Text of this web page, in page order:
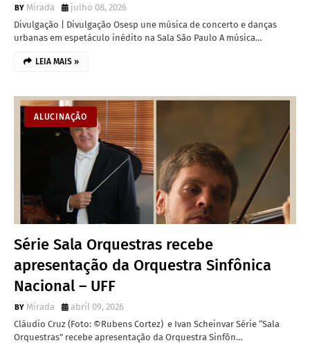
Mirada
julho 08, 2026
Divulgação | Divulgação Osesp une música de concerto e danças
urbanas em espetáculo inédito na Sala São Paulo A música…
LEIA MAIS »
ALUCINAÇÃO
Série Sala Orquestras recebe
apresentação da Orquestra Sinfônica
Nacional – UFF
Mirada
abril 09, 2026
Cláudio Cruz (Foto: ©Rubens Cortez) e Ivan Scheinvar Série “Sala
Orquestras” recebe apresentação da Orquestra Sinfôn…